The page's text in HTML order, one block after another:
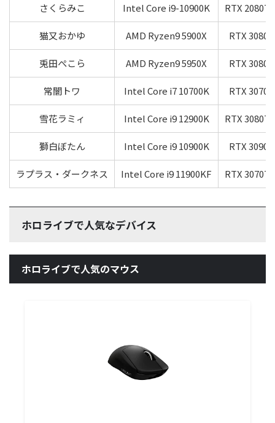
さくらみこ Intel Core i9-10900K RTX 2080Ti
猫又おかゆ AMD Ryzen9 5900X RTX 3080
兎田ぺこら AMD Ryzen9 5950X RTX 3080
常闇トワ Intel Core i7 10700K RTX 3070
雪花ラミィ Intel Core i9 12900K RTX 3080Ti
獅白ぼたん Intel Core i9 10900K RTX 3090
ラプラス・ダークネス Intel Core i9 11900KF RTX 3070Ti
ホロライブで人気なデバイス
ホロライブで人気のマウス